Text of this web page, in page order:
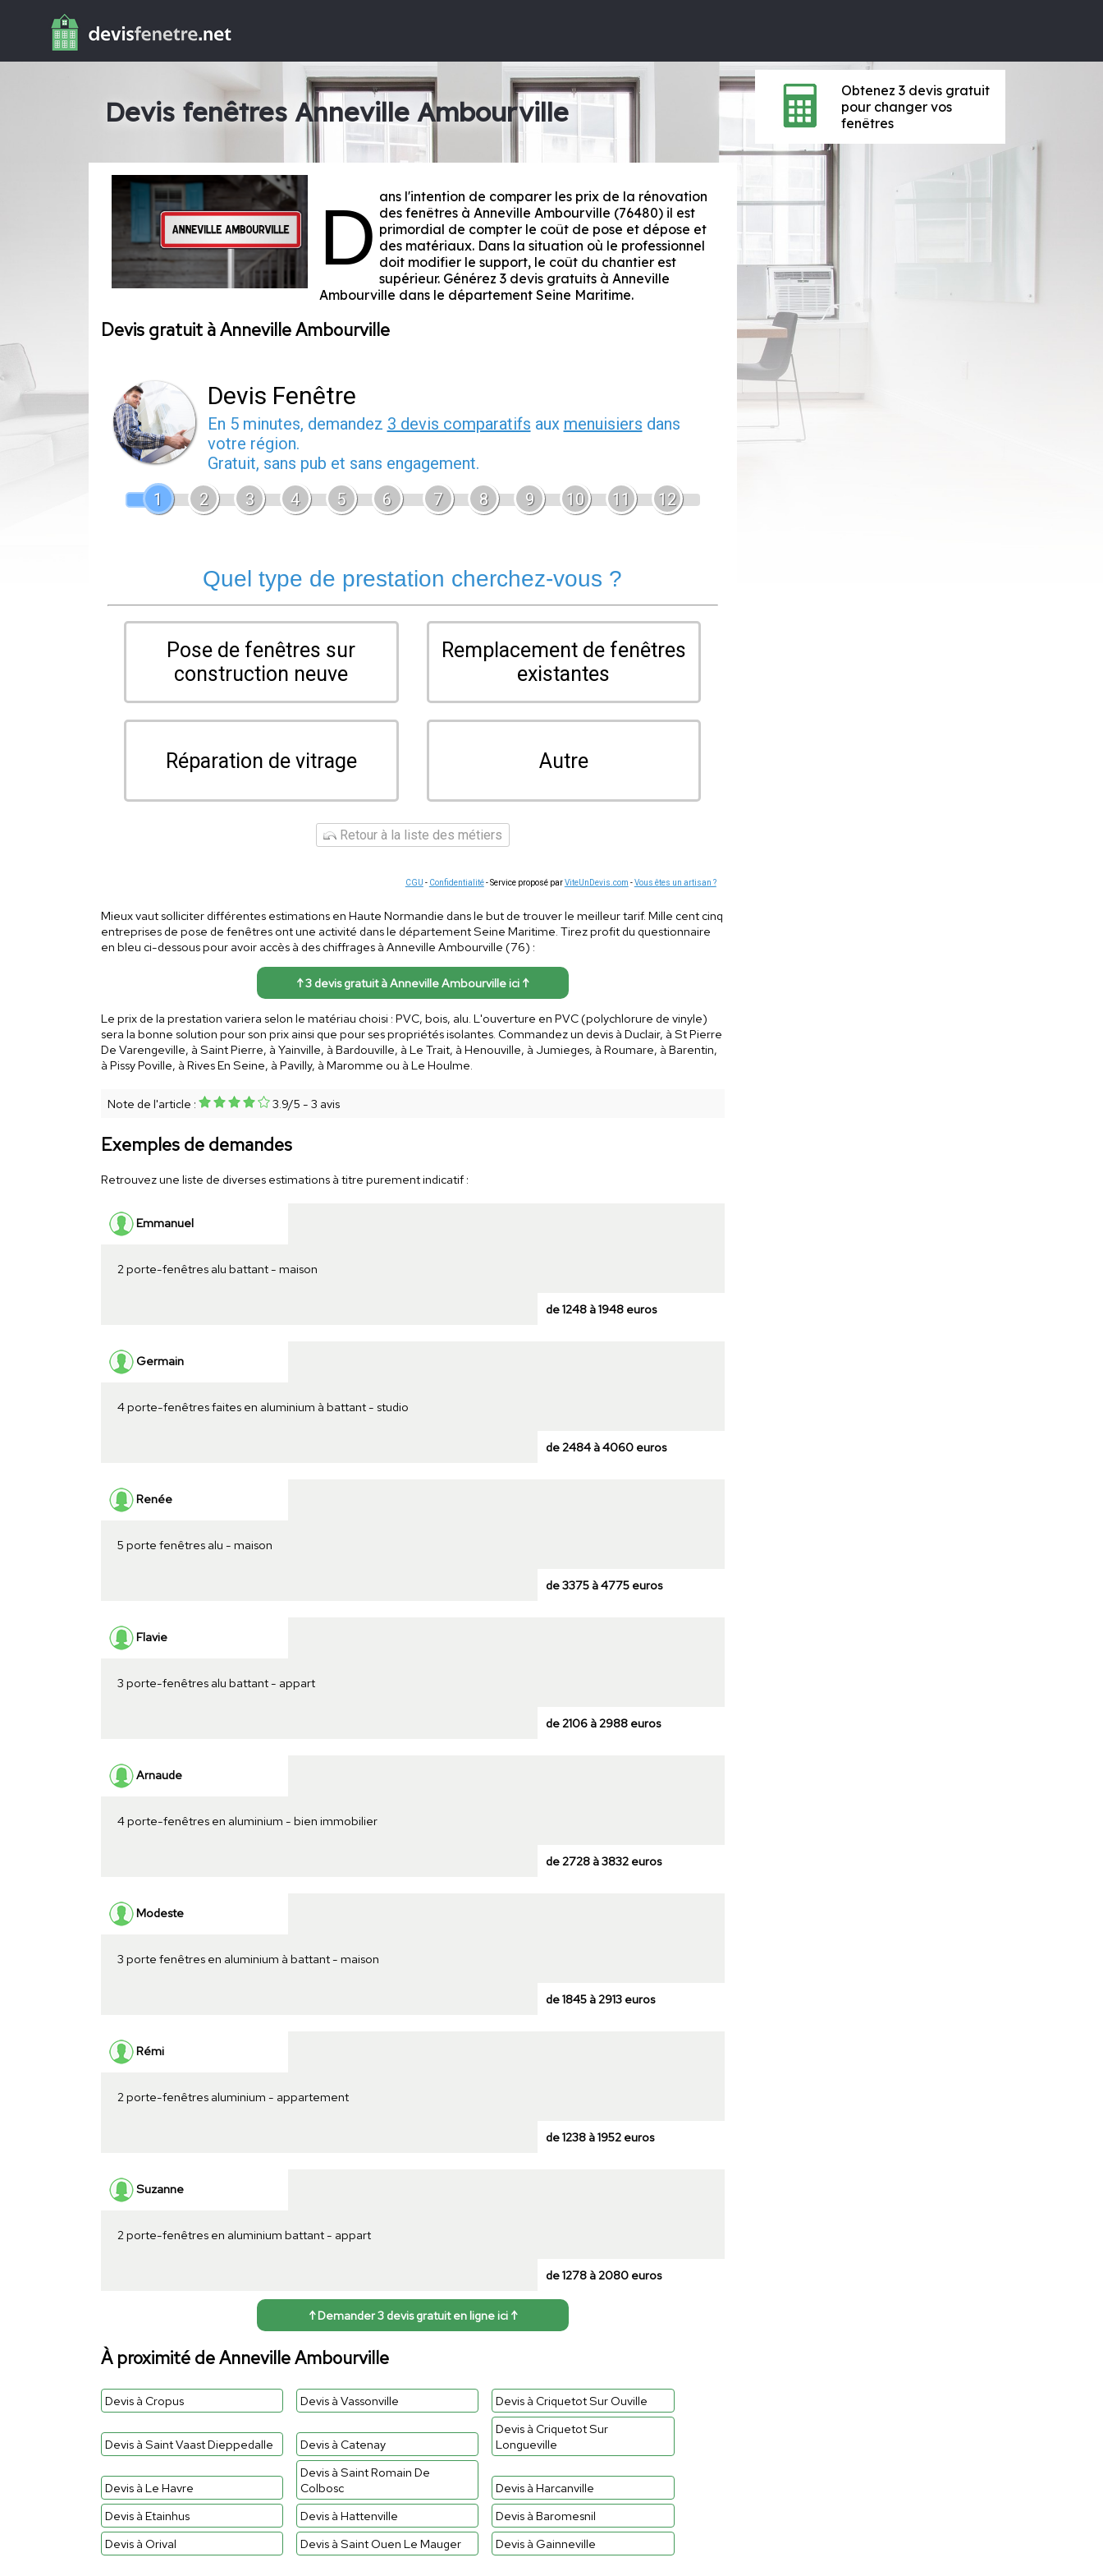
Devis fenêtres Anneville Ambourville
D ans l'intention de comparer les prix de la rénovation
des fenêtres à Anneville Ambourville (76480) il est
primordial de compter le coût de pose et dépose et
des matériaux. Dans la situation où le professionnel
doit modifier le support, le coût du chantier est
supérieur. Générez 3 devis gratuits à Anneville
Ambourville dans le département Seine Maritime.
Devis gratuit à Anneville Ambourville
Devis Fenêtre
En 5 minutes, demandez 3 devis comparatifs aux menuisiers dans
votre région.
Gratuit, sans pub et sans engagement.
1
2 3 4 5 6 7 8 9 10 11 12
Quel type de prestation cherchez-vous ?
Pose de fenêtres sur
construction neuve
Remplacement de fenêtres
existantes
Réparation de vitrage Autre
Retour à la liste des métiers
CGU - Confidentialité- Service proposé parViteUnDevis.com -Vous êtes un artisan ?
Mieux vaut solliciter différentes estimations en Haute Normandie dans le but de trouver le meilleur tarif. Mille cent cinq
entreprises de pose de fenêtres ont une activité dans le département Seine Maritime. Tirez profit du questionnaire
en bleu ci-dessous pour avoir accès à des chiffrages à Anneville Ambourville (76) :
↑ 3 devis gratuit à Anneville Ambourville ici ↑
Le prix de la prestation variera selon le matériau choisi : PVC, bois, alu. L'ouverture en PVC (polychlorure de vinyle)
sera la bonne solution pour son prix ainsi que pour ses propriétés isolantes. Commandez un devis à Duclair, à St Pierre
De Varengeville, à Saint Pierre, à Yainville, à Bardouville, à Le Trait, à Henouville, à Jumieges, à Roumare, à Barentin,
à Pissy Poville, à Rives En Seine, à Pavilly, à Maromme ou à Le Houlme.
Note de l'article : 3.9/5 - 3 avis
Exemples de demandes
Retrouvez une liste de diverses estimations à titre purement indicatif :
Emmanuel
2 porte-fenêtres alu battant - maison
de 1248 à 1948 euros
Germain
4 porte-fenêtres faites en aluminium à battant - studio
de 2484 à 4060 euros
Renée
5 porte fenêtres alu - maison
de 3375 à 4775 euros
Flavie
3 porte-fenêtres alu battant - appart
de 2106 à 2988 euros
Arnaude
4 porte-fenêtres en aluminium - bien immobilier
de 2728 à 3832 euros
Modeste
3 porte fenêtres en aluminium à battant - maison
de 1845 à 2913 euros
Rémi
2 porte-fenêtres aluminium - appartement
de 1238 à 1952 euros
Suzanne
2 porte-fenêtres en aluminium battant - appart
de 1278 à 2080 euros
↑ Demander 3 devis gratuit en ligne ici ↑
À proximité de Anneville Ambourville
Devis à Cropus Devis à Vassonville Devis à Criquetot Sur Ouville
Devis à Saint Vaast Dieppedalle Devis à Catenay
Devis à Criquetot Sur
Longueville
Devis à Le Havre
Devis à Saint Romain De
Colbosc
Devis à Harcanville
Devis à Etainhus
Devis à Hattenville
Devis à Baromesnil
Devis à Orival
Devis à Saint Ouen Le Mauger Devis à Gainneville
Obtenez 3 devis gratuit
pour changer vos
fenêtres